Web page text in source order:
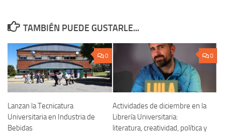
TAMBIÉN PUEDE GUSTARLE...
0
Lanzan la Tecnicatura
Universitaria en Industria de
Bebidas
0
Actividades de diciembre en la
Librería Universitaria:
literatura, creatividad, política y